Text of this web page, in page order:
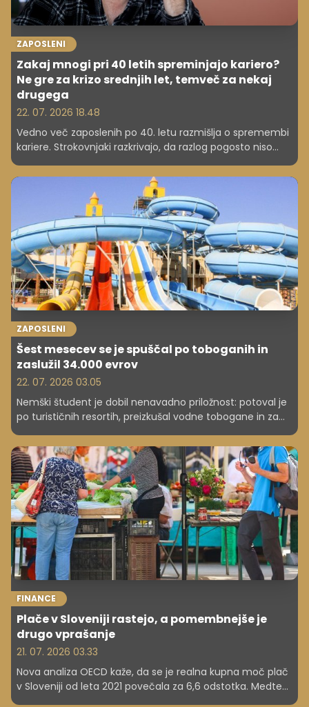
ZAPOSLENI
Zakaj mnogi pri 40 letih spreminjajo kariero?
Ne gre za krizo srednjih let, temveč za nekaj
drugega
22. 07. 2026 18.48
Vedno več zaposlenih po 40. letu razmišlja o spremembi
kariere. Strokovnjaki razkrivajo, da razlog pogosto niso
ZAPOSLENI
Šest mesecev se je spuščal po toboganih in
zaslužil 34.000 evrov
22. 07. 2026 03.05
Nemški študent je dobil nenavadno priložnost: potoval je
po turističnih resortih, preizkušal vodne tobogane in za
FINANCE
Plače v Sloveniji rastejo, a pomembnejše je
drugo vprašanje
21. 07. 2026 03.33
Nova analiza OECD kaže, da se je realna kupna moč plač
v Sloveniji od leta 2021 povečala za 6,6 odstotka. Medtem